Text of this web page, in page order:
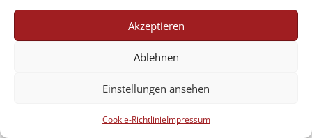
Akzeptieren
Ablehnen
Einstellungen ansehen
Cookie-RichtlinieImpressum